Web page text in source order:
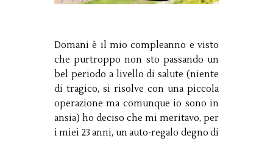
Domani è il mio compleanno e visto
che purtroppo non sto passando un
bel periodo a livello di salute (niente
di tragico, si risolve con una piccola
operazione ma comunque io sono in
ansia) ho deciso che mi meritavo, per
i miei 23 anni, un auto-regalo degno di